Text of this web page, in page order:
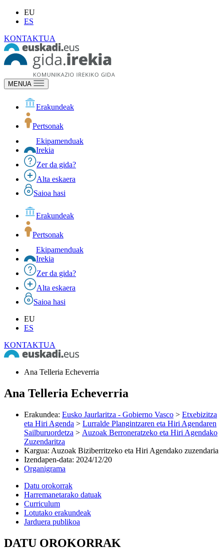
EU
ES
KONTAKTUA
MENUA
Erakundeak
Pertsonak
Ekipamenduak
Irekia
Zer da gida?
Alta eskaera
Saioa hasi
Erakundeak
Pertsonak
Ekipamenduak
Irekia
Zer da gida?
Alta eskaera
Saioa hasi
EU
ES
KONTAKTUA
Ana Telleria Echeverria
Ana Telleria Echeverria
Erakundea: Eusko Jaurlaritza - Gobierno Vasco > Etxebizitza
eta Hiri Agenda > Lurralde Plangintzaren eta Hiri Agendaren
Sailburuordetza > Auzoak Berroneratzeko eta Hiri Agendako
Zuzendaritza
Kargua: Auzoak Biziberritzeko eta Hiri Agendako zuzendaria
Izendapen-data: 2024/12/20
Organigrama
Datu orokorrak
Harremanetarako datuak
Curriculum
Lotutako erakundeak
Jarduera publikoa
DATU OROKORRAK